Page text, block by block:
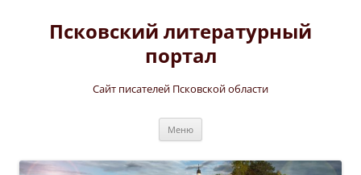
содержимому
Псковский литературный
портал
Сайт писателей Псковской области
Меню